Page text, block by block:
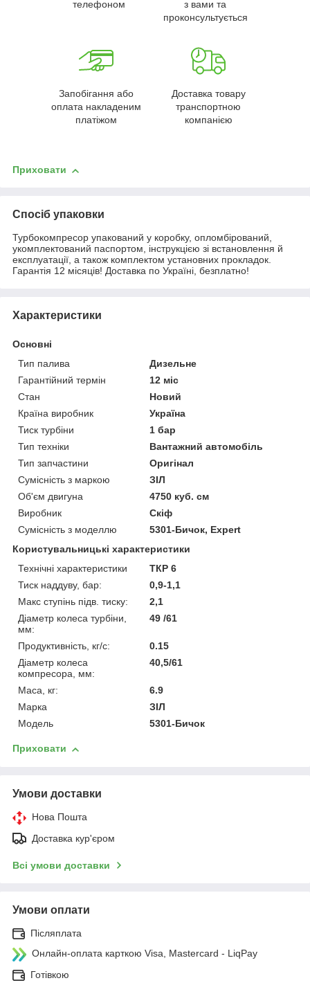
телефоном
з вами та
проконсультується
Запобігання або
оплата накладеним
платіжом
Доставка товару
транспортною
компанією
Приховати
Спосіб упаковки
Турбокомпресор упакований у коробку, опломбірований,
укомплектований паспортом, інструкцією зі встановлення й
експлуатації, а також комплектом установних прокладок.
Гарантія 12 місяців! Доставка по Україні, безплатно!
Характеристики
Основні
Тип палива
Дизельне
Гарантійний термін
12 міс
Стан
Новий
Країна виробник
Україна
Тиск турбіни
1 бар
Тип техніки
Вантажний автомобіль
Тип запчастини
Оригінал
Сумісність з маркою
ЗІЛ
Об'єм двигуна
4750 куб. см
Виробник
Скіф
Сумісність з моделлю
5301-Бичок, Expert
Користувальницькі характеристики
Технічні характеристики
ТКР 6
Тиск наддуву, бар:
0,9-1,1
Макс ступінь підв. тиску:
2,1
Діаметр колеса турбіни,
мм:
49 /61
Продуктивність, кг/с:
0.15
Діаметр колеса
компресора, мм:
40,5/61
Маса, кг:
6.9
Марка
ЗІЛ
Модель
5301-Бичок
Приховати
Умови доставки
Нова Пошта
Доставка кур'єром
Всі умови доставки
Умови оплати
Післяплата
Онлайн-оплата карткою Visa, Mastercard - LiqPay
Готівкою